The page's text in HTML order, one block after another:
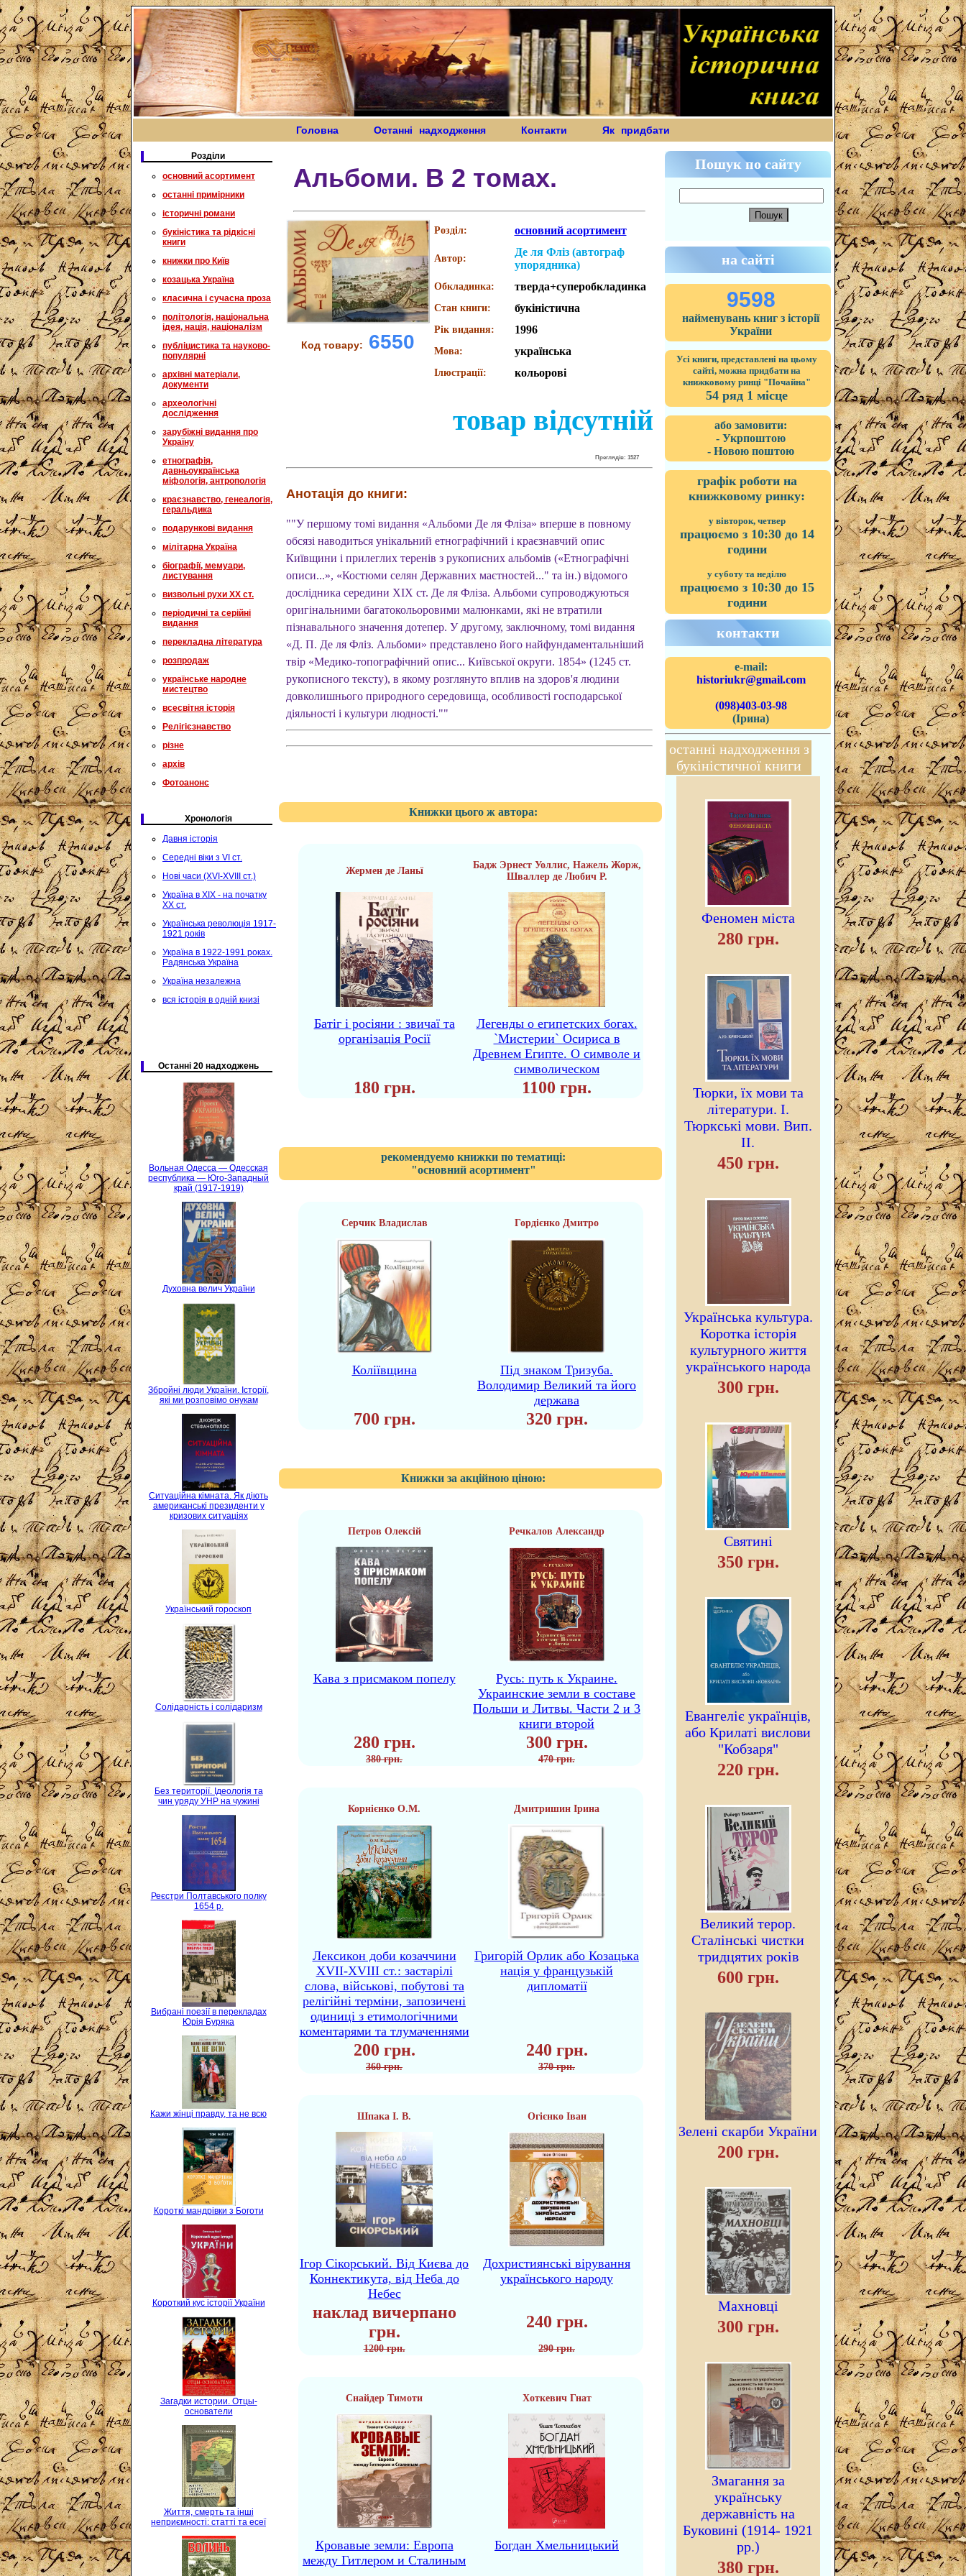
Головна Останні надходження Контакти Як придбати
Розділи
основний асортимент
останні примірники
історичні романи
букіністика та рідкісні
книги
книжки про Київ
козацька Україна
класична і сучасна проза
політологія, національна
ідея, нація, націоналізм
публіцистика та науково-
популярні
архівні матеріали,
документи
археологічні
дослідження
зарубіжні видання про
Україну
етнографія,
давньоукраїнська
міфологія, антропологія
краєзнавство, генеалогія,
геральдика
подарункові видання
мілітарна Україна
біографії, мемуари,
листування
визвольні рухи XX ст.
періодичні та серійні
видання
перекладна література
розпродаж
українське народне
мистецтво
всесвітня історія
Релігієзнавство
різне
архів
Фотоанонс
Хронологія
Давня історія
Середні віки з VI ст.
Нові часи (XVI-XVIII ст.)
Україна в XIX - на початку
XX ст.
Українська революція 1917-
1921 років
Україна в 1922-1991 роках.
Радянська Україна
Україна незалежна
вся історія в одній книзі
Останні 20 надходжень
Вольная Одесса — Одесская
республика — Юго-Западный
край (1917-1919)
Духовна велич України
Збройні люди України. Історії,
які ми розповімо онукам
Ситуаційна кімната. Як діють
американські президенти у
кризових ситуаціях
Український гороскоп
Солідарність і солідаризм
Без території. Ідеологія та
чин уряду УНР на чужині
Реєстри Полтавського полку
1654 р.
Вибрані поезії в перекладах
Юрія Буряка
Кажи жінці правду, та не всю
Короткі мандрівки з Боготи
Короткий кус історії України
Загадки истории. Отцы-
основатели
Життя, смерть та інші
неприємності: статті та есеї
Альбоми. В 2 томах.
Код товару: 6550
Розділ: основний асортимент
Автор:
Де ля Фліз (автограф
упорядника)
Обкладинка: тверда+суперобкладинка
Стан книги: букіністична
Рік видання: 1996
Мова: українська
Ілюстрації: кольорові
товар відсутній
Преглядів: 1527
Анотація до книги:
""У першому томі видання «Альбоми Де ля Фліза» вперше в повному
обсязі наводиться унікальний етнографічний і краєзнавчий опис
Київщини і прилеглих теренів з рукописних альбомів («Етнографічні
описи...», «Костюми селян Державних маєтностей..." та ін.) відомого
дослідника середини XIX ст. Де ля Фліза. Альбоми супроводжуються
оригінальними багатокольоровими малюнками, які не втратили
пізнавального значення дотепер. У другому, заключному, томі видання
«Д. П. Де ля Фліз. Альбоми» представлено його найфундаментальніший
твір «Медико-топографічний опис... Київської округи. 1854» (1245 ст.
рукописного тексту), в якому розглянуто вплив на здоров'я людини
довколишнього природного середовища, особливості господарської
діяльності і культури людності.""
Книжки цього ж автора:
Жермен де Ланьї
Бадж Эрнест Уоллис, Нажель Жорж,
Шваллер де Любич Р.
Батіг і росіяни : звичаї та
організація Росії
Легенды о египетских богах.
`Мистерии` Осириса в
Древнем Египте. О символе и
символическом
180 грн. 1100 грн.
рекомендуемо книжки по тематиці:
"основний асортимент"
Серчик Владислав Гордієнко Дмитро
Коліївщина
Під знаком Тризуба.
Володимир Великий та його
держава
700 грн. 320 грн.
Книжки за акційною ціною:
Петров Олексій Речкалов Александр
Кава з присмаком попелу
Русь: путь к Украине.
Украинские земли в составе
Польши и Литвы. Части 2 и 3
книги второй
280 грн. 300 грн.
380 грн. 470 грн.
Корнієнко О.М. Дмитришин Ірина
Лексикон доби козаччини
XVII-XVIII ст.: застарілі
слова, військові, побутові та
релігійні терміни, запозичені
одиниці з етимологічними
коментарями та тлумаченнями
Григорій Орлик або Козацька
нація у французькій
дипломатії
200 грн. 240 грн.
360 грн. 370 грн.
Шпака І. В. Огієнко Іван
Ігор Сікорський. Від Києва до
Коннектикута, від Неба до
Небес
Дохристиянські вірування
українського народу
наклад вичерпано
грн.
240 грн.
1200 грн. 290 грн.
Снайдер Тимоти Хоткевич Гнат
Кровавые земли: Европа
между Гитлером и Сталиным
Богдан Хмельницький
Пошук по сайту
на сайті
9598
найменувань книг з історії
України
Усі книги, представлені на цьому
сайті, можна придбати на
книжковому ринці "Почайна"
54 ряд 1 місце
або замовити:
- Укрпоштою
- Новою поштою
графік роботи на
книжковому ринку:
у вівторок, четвер
працюємо з 10:30 до 14
години
у суботу та неділю
працюємо з 10:30 до 15
години
контакти
e-mail:
historiukr@gmail.com
(098)403-03-98
(Ірина)
останні надходження з
букіністичної книги
Феномен міста
280 грн.
Тюрки, їх мови та
літератури. I.
Тюркські мови. Вип.
II.
450 грн.
Українська культура.
Коротка історія
культурного життя
українського народа
300 грн.
Святині
350 грн.
Евангеліє українців,
або Крилаті вислови
"Кобзаря"
220 грн.
Великий терор.
Сталінські чистки
тридцятих років
600 грн.
Зелені скарби України
200 грн.
Махновці
300 грн.
Змагання за
українську
державність на
Буковині (1914- 1921
рр.)
380 грн.